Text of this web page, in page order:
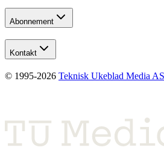
Abonnement
Kontakt
© 1995-2026 Teknisk Ukeblad Media AS